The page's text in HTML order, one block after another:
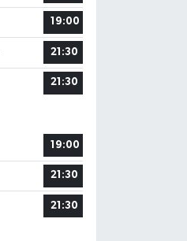
19:00
21:30
21:30
19:00
21:30
21:30